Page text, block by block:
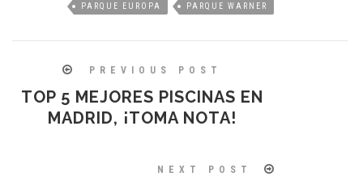
PARQUE EUROPA PARQUE WARNER
PREVIOUS POST
TOP 5 MEJORES PISCINAS EN
MADRID, ¡TOMA NOTA!
NEXT POST